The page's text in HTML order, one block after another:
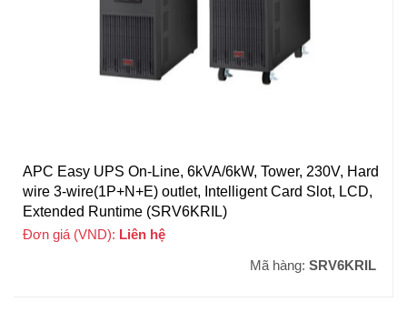
APC Easy UPS On-Line, 6kVA/6kW, Tower, 230V, Hard
wire 3-wire(1P+N+E) outlet, Intelligent Card Slot, LCD,
Extended Runtime (SRV6KRIL)
Đơn giá (VND): Liên hệ
Mã hàng: SRV6KRIL